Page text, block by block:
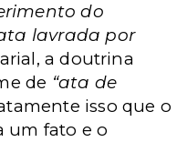
do
lavrada por
a doutrina
de “ata de
isso que o
um fato e o